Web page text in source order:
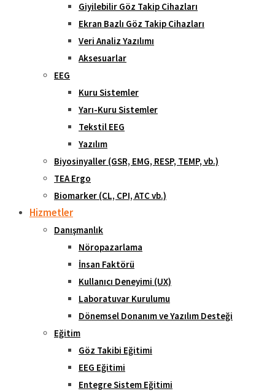
Giyilebilir Göz Takip Cihazları
Ekran Bazlı Göz Takip Cihazları
Veri Analiz Yazılımı
Aksesuarlar
EEG
Kuru Sistemler
Yarı-Kuru Sistemler
Tekstil EEG
Yazılım
Biyosinyaller (GSR, EMG, RESP, TEMP, vb.)
TEA Ergo
Biomarker (CL, CPI, ATC vb.)
Hizmetler
Danışmanlık
Nöropazarlama
İnsan Faktörü
Kullanıcı Deneyimi (UX)
Laboratuvar Kurulumu
Dönemsel Donanım ve Yazılım Desteği
Eğitim
Göz Takibi Eğitimi
EEG Eğitimi
Entegre Sistem Eğitimi